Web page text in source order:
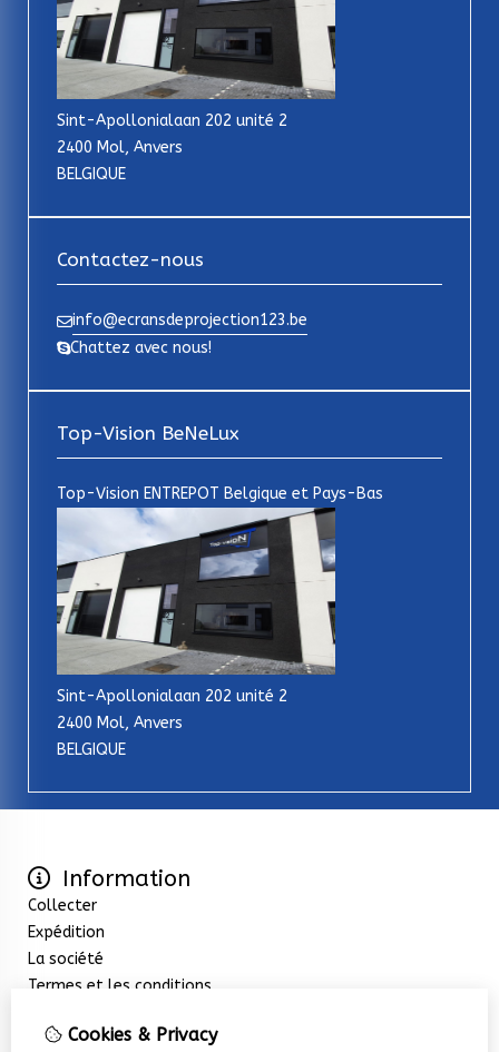
Sint-Apollonialaan 202 unité 2
2400 Mol, Anvers
BELGIQUE
Contactez-nous
info@ecransdeprojection123.be
Chattez avec nous!
Top-Vision BeNeLux
Top-Vision ENTREPOT Belgique et Pays-Bas
Sint-Apollonialaan 202 unité 2
2400 Mol, Anvers
BELGIQUE
Information
Collecter
Expédition
La société
Termes et les conditions
Promotions
Cookies & Privacy